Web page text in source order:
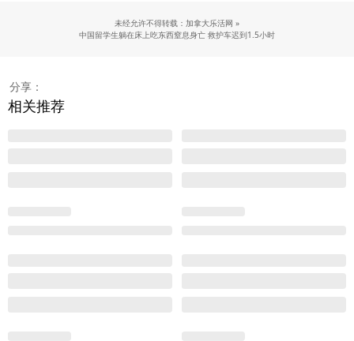
未经允许不得转载：加拿大乐活网 »
中国留学生躺在床上吃东西窒息身亡 救护车迟到1.5小时
分享：
相关推荐